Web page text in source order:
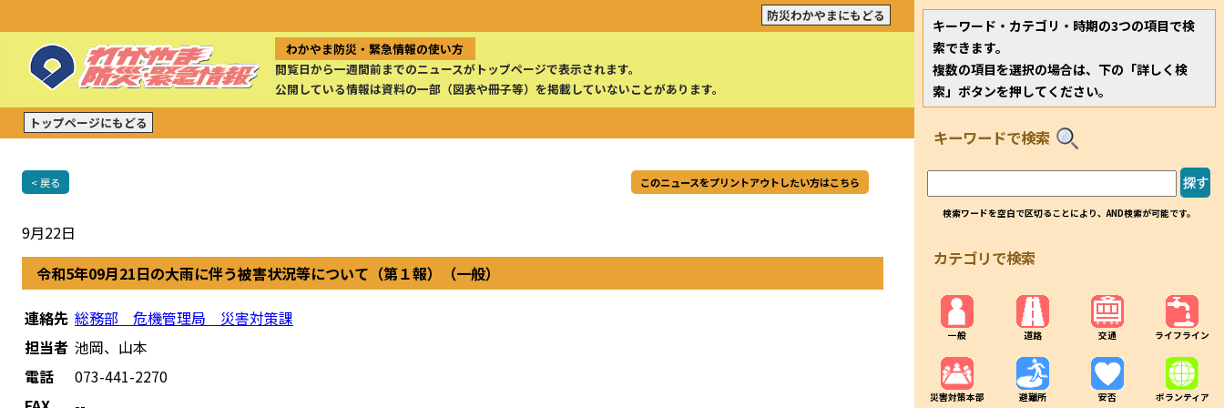
防災わかやまにもどる
わかやま防災・緊急情報の使い方
閲覧日から一週間前までのニュースがトップページで表示されます。
公開している情報は資料の一部（図表や冊子等）を掲載していないことがあります。
トップページにもどる
< 戻る このニュースをプリントアウトしたい方はこちら
9月22日
令和5年09月21日の大雨に伴う被害状況等について（第１報）（一般）
連絡先 総務部 危機管理局 災害対策課
担当者 池岡、山本
電話
073-441-2270
キーワード・カテゴリ・時期の3つの項目で検
索できます。
複数の項目を選択の場合は、下の「詳しく検
索」ボタンを押してください。
キーワードで検索
検索ワードを空白で区切ることにより、AND検索が可能です。
カテゴリで検索
一般 道路 交通 ライフライン
災害対策本部 避難所 安否 ボランティア